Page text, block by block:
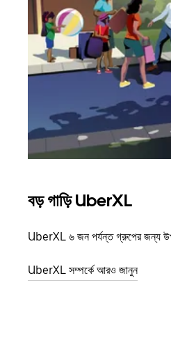
বড় গাড়ি UberXL
UberXL ৬ জন পর্যন্ত গ্রুপের জন্য
UberXL সম্পর্কে আরও জানুন